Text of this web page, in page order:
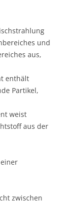
und
aus,
enthält
Partikel,
weist
aus der
zwischen